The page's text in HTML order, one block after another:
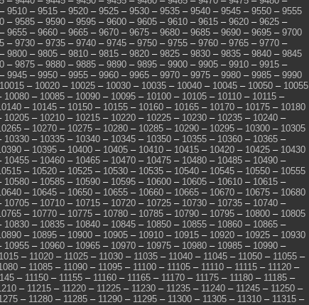
– 9510 – 9515 – 9520 – 9525 – 9530 – 9535 – 9540 – 9545 – 9550 – 9555
– 9585 – 9590 – 9595 – 9600 – 9605 – 9610 – 9615 – 9620 – 9625 –
– 9655 – 9660 – 9665 – 9670 – 9675 – 9680 – 9685 – 9690 – 9695 – 9700
– 9730 – 9735 – 9740 – 9745 – 9750 – 9755 – 9760 – 9765 – 9770 –
– 9800 – 9805 – 9810 – 9815 – 9820 – 9825 – 9830 – 9835 – 9840 – 9845
– 9875 – 9880 – 9885 – 9890 – 9895 – 9900 – 9905 – 9910 – 9915 –
– 9945 – 9950 – 9955 – 9960 – 9965 – 9970 – 9975 – 9980 – 9985 – 9990
10015 – 10020 – 10025 – 10030 – 10035 – 10040 – 10045 – 10050 – 10055
10080 – 10085 – 10090 – 10095 – 10100 – 10105 – 10110 – 10115 –
– 10145 – 10150 – 10155 – 10160 – 10165 – 10170 – 10175 – 10180
10205 – 10210 – 10215 – 10220 – 10225 – 10230 – 10235 – 10240 –
– 10270 – 10275 – 10280 – 10285 – 10290 – 10295 – 10300 – 10305
10330 – 10335 – 10340 – 10345 – 10350 – 10355 – 10360 – 10365 –
– 10395 – 10400 – 10405 – 10410 – 10415 – 10420 – 10425 – 10430
10455 – 10460 – 10465 – 10470 – 10475 – 10480 – 10485 – 10490 –
– 10520 – 10525 – 10530 – 10535 – 10540 – 10545 – 10550 – 10555
10580 – 10585 – 10590 – 10595 – 10600 – 10605 – 10610 – 10615 –
– 10645 – 10650 – 10655 – 10660 – 10665 – 10670 – 10675 – 10680
10705 – 10710 – 10715 – 10720 – 10725 – 10730 – 10735 – 10740 –
– 10770 – 10775 – 10780 – 10785 – 10790 – 10795 – 10800 – 10805
10830 – 10835 – 10840 – 10845 – 10850 – 10855 – 10860 – 10865 –
– 10895 – 10900 – 10905 – 10910 – 10915 – 10920 – 10925 – 10930
10955 – 10960 – 10965 – 10970 – 10975 – 10980 – 10985 – 10990 –
– 11020 – 11025 – 11030 – 11035 – 11040 – 11045 – 11050 – 11055 –
– 11085 – 11090 – 11095 – 11100 – 11105 – 11110 – 11115 – 11120 –
– 11150 – 11155 – 11160 – 11165 – 11170 – 11175 – 11180 – 11185 –
– 11215 – 11220 – 11225 – 11230 – 11235 – 11240 – 11245 – 11250 –
– 11280 – 11285 – 11290 – 11295 – 11300 – 11305 – 11310 – 11315 –